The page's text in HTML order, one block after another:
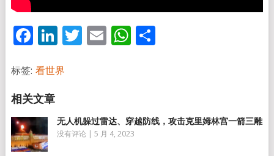
Facebook
LinkedIn
Twitter
EmailWhatsApp
分
标签: 看世界
无人机躲过雷达、穿越防线，攻击克里姆林宫一箭三雕
没有评论 | 5 月 4, 2023